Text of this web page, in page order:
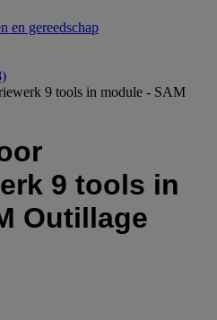
en gereedschap
9 tools in module - SAM
9 tools in
Outillage